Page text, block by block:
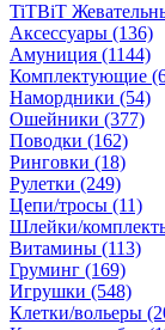
TiTBiT
Аксессуары (136)
Амуниция (1144)
Комплектующие
Намордники (54)
Ошейники (377)
Поводки (162)
Ринговки (18)
Рулетки (249)
Цепи/тросы (11)
Шлейки/
Витамины (113)
Груминг (169)
Игрушки (548)
Клетки/вольеры